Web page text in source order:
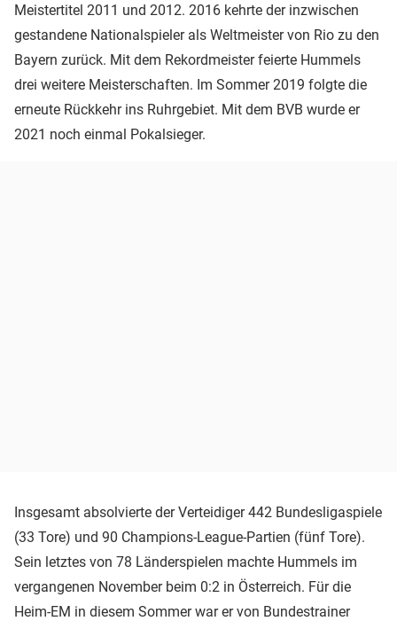
Meistertitel 2011 und 2012. 2016 kehrte der inzwischen
gestandene Nationalspieler als Weltmeister von Rio zu den
Bayern zurück. Mit dem Rekordmeister feierte Hummels
drei weitere Meisterschaften. Im Sommer 2019 folgte die
erneute Rückkehr ins Ruhrgebiet. Mit dem BVB wurde er
2021 noch einmal Pokalsieger.
Insgesamt absolvierte der Verteidiger 442 Bundesligaspiele
(33 Tore) und 90 Champions-League-Partien (fünf Tore).
Sein letztes von 78 Länderspielen machte Hummels im
vergangenen November beim 0:2 in Österreich. Für die
Heim-EM in diesem Sommer war er von Bundestrainer